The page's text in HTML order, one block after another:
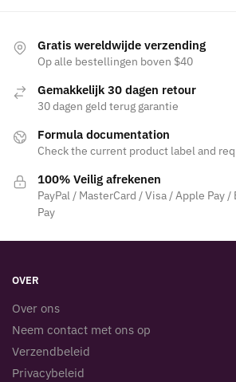
Gratis wereldwijde verzending
Op alle bestellingen boven $40
Gemakkelijk 30 dagen retour
30 dagen geld terug garantie
Formula documentation
Check the current product label and
100% Veilig afrekenen
PayPal / MasterCard / Visa / Apple Pay
Pay
OVER
Over ons
Neem contact met ons op
Verzendbeleid
Privacybeleid